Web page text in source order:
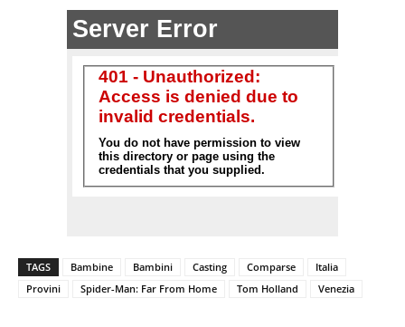
TAGS Bambine Bambini Casting Comparse
Italia
Provini
Spider-Man: Far From Home Tom Holland Venezia